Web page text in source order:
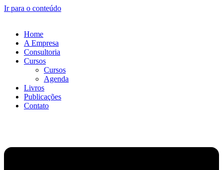
Ir para o conteúdo
Home
A Empresa
Consultoria
Cursos
Cursos
Agenda
Livros
Publicações
Contato